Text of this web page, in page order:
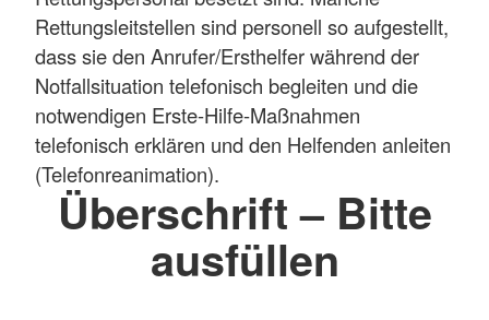
Rettungsleitstellen sind personell so aufgestellt,
dass sie den Anrufer/Ersthelfer während der
Notfallsituation telefonisch begleiten und die
notwendigen Erste-Hilfe-Maßnahmen
telefonisch erklären und den Helfenden anleiten
(Telefonreanimation).
Überschrift – Bitte
ausfüllen